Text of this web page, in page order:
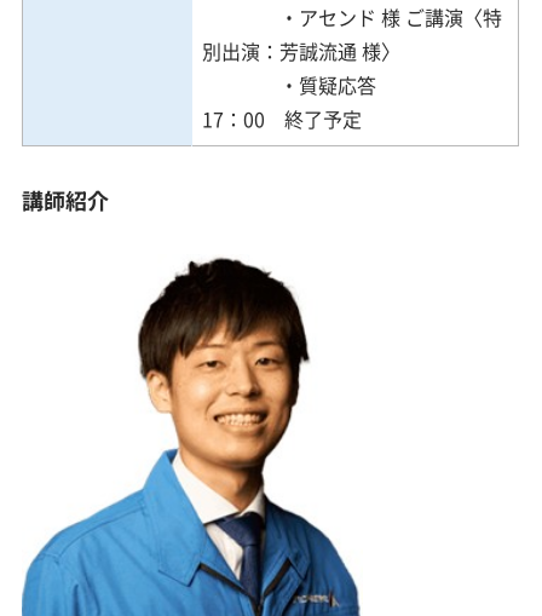
・アセンド 様 ご講演〈特
別出演：芳誠流通 様〉
・質疑応答
17：00 終了予定
講師紹介